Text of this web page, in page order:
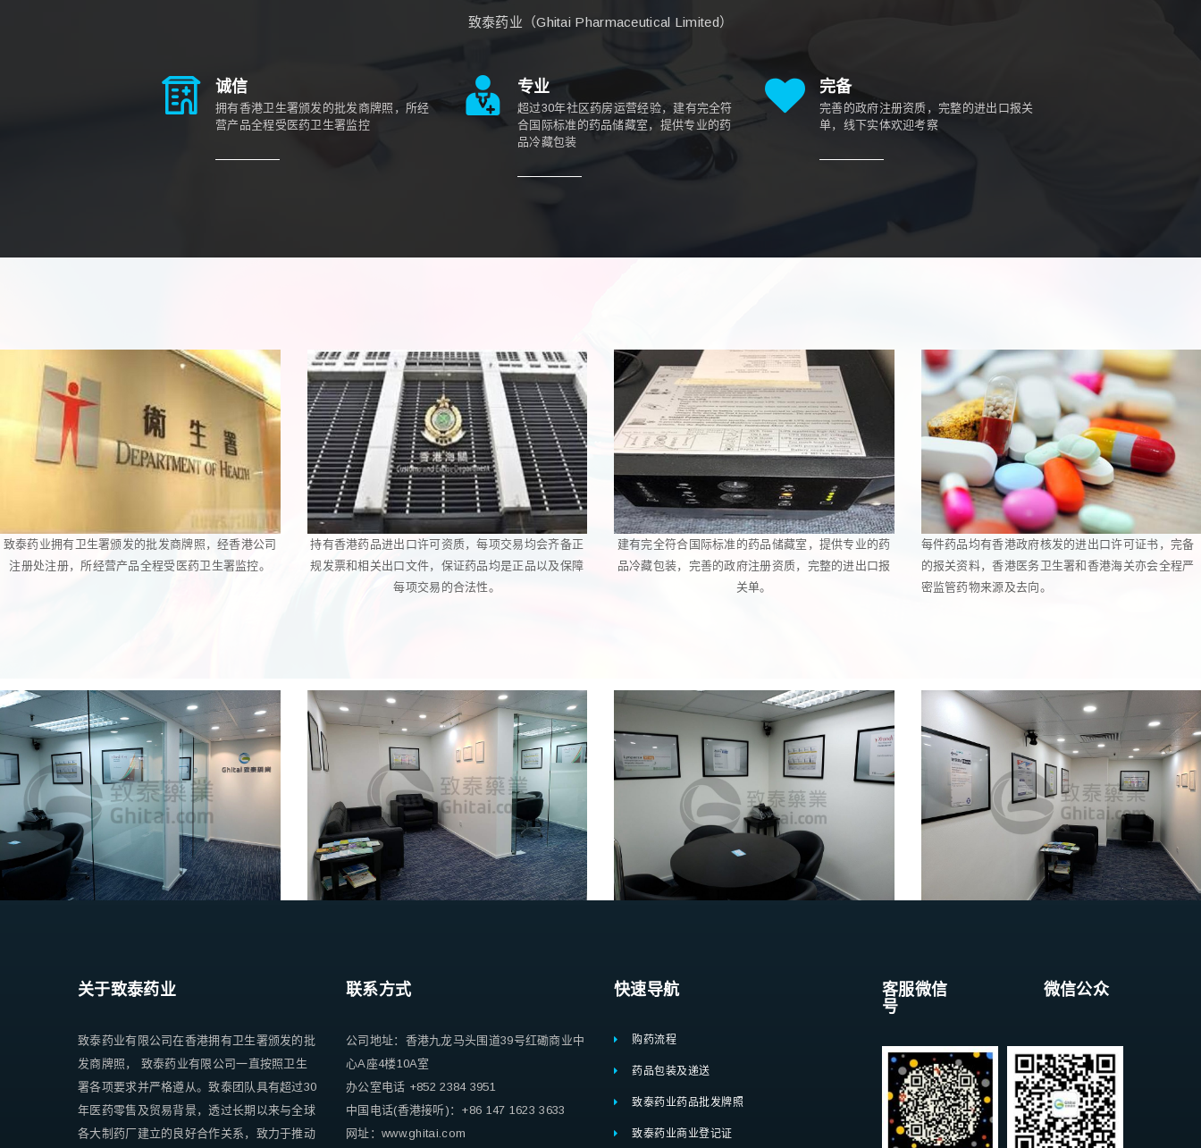
致泰药业（Ghitai Pharmaceutical Limited）
诚信
拥有香港卫生署颁发的批发商牌照，所经
营产品全程受医药卫生署监控
专业
超过30年社区药房运营经验，建有完全符
合国际标准的药品储藏室，提供专业的药
品冷藏包装
完备
完善的政府注册资质，完整的进出口报关
单，线下实体欢迎考察
致泰药业拥有卫生署颁发的批发商牌照，经香港公司
注册处注册，所经营产品全程受医药卫生署监控。
持有香港药品进出口许可资质，每项交易均会齐备正
规发票和相关出口文件，保证药品均是正品以及保障
每项交易的合法性。
建有完全符合国际标准的药品储藏室，提供专业的药
品冷藏包装，完善的政府注册资质，完整的进出口报
关单。
每件药品均有香港政府核发的进出口许可证书，完备
的报关资料，香港医务卫生署和香港海关亦会全程严
密监管药物来源及去向。
关于致泰药业
致泰药业有限公司在香港拥有卫生署颁发的批
发商牌照， 致泰药业有限公司一直按照卫生
署各项要求并严格遵从。致泰团队具有超过30
年医药零售及贸易背景，透过长期以来与全球
各大制药厂建立的良好合作关系，致力于推动
联系方式
公司地址：香港九龙马头围道39号红磡商业中
心A座4楼10A室
办公室电话 +852 2384 3951
中国电话(香港接听)：+86 147 1623 3633
网址：www.ghitai.com
快速导航
购药流程
药品包装及递送
致泰药业药品批发牌照
致泰药业商业登记证
客服微信 微信公众
号